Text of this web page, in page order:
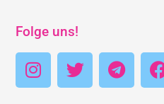
Folge uns!